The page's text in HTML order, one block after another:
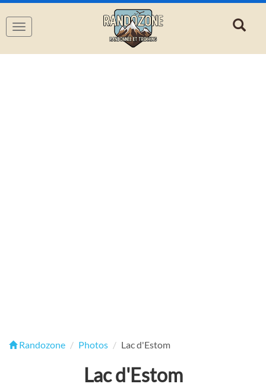
Navigation
Randozone Photos Lac d'Estom
Lac d'Estom